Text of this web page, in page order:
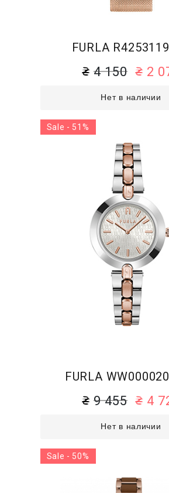
FURLA
4 150 2
Нет в наличии
FURLA
9 455 4
Нет в наличии
Sale - 51%
Sale - 50%